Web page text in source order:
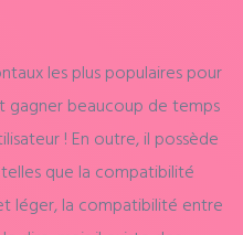
les plus populaires pour
gagner beaucoup de temps
! En outre, il possède
que la compatibilité
léger, la compatibilité entre